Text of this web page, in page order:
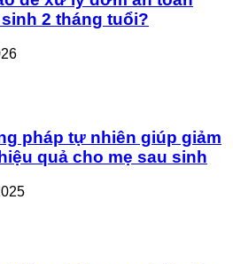
2 tháng tuổi?
pháp tự nhiên giúp giảm
quả cho mẹ sau sinh